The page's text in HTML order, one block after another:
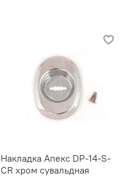
Накладка Апекс DP-14-S-
CR хром сувальдная